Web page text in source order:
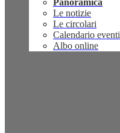
Panoramica
Le notizie
Le circolari
Calendario eventi
Albo online